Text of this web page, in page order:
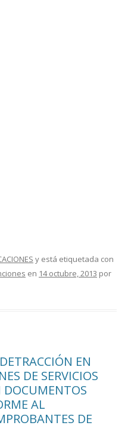
y está etiquetada con
en 14 octubre, 2013 por
EN
DE SERVICIOS
DOCUMENTOS
AL
DE